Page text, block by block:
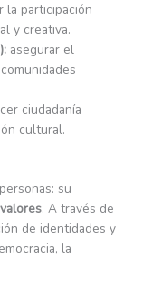
la participación
y creativa.
asegurar el
ciudadanía
cultural.
su
. A través de
de identidades y
la